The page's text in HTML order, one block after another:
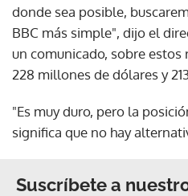
donde sea posible,
BBC más simple", dijo el
un comunicado, sobre estos
228 millones de dólares y
"Es muy duro, pero la
significa que no hay
Suscríbete a